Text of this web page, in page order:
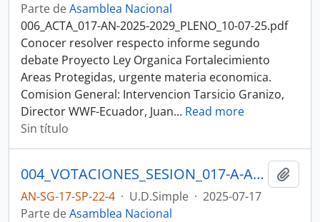
Parte deAsamblea Nacional
006_ACTA_017-AN-2025-2029_PLENO_10-07-25.pdf
Conocer resolver respecto informe segundo
debate Proyecto Ley Organica Fortalecimiento
Areas Protegidas, urgente materia economica.
Comision General: Intervencion Tarsicio Granizo,
Director WWF-Ecuador, Juan… Read more
Sin título
004_VOTACIONES_SESION_017-A-AN-2025-2029_17-07-25SESION DEL PLENO N 017 A ASAMBLEA NACIONAL 2025-2027
AN-SG-17-SP-22-4 · U.D.Simple · 2025-07-17
Parte deAsamblea Nacional